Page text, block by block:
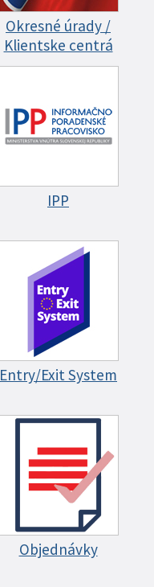
Okresné úrady /
Klientske centrá
IPP
Entry/Exit System
Objednávky